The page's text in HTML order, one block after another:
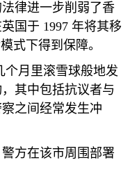
律进一步削弱了香
国于 1997 年将其移
式下得到保障。
个月里滚雪球般地发
其中包括抗议者与
之间经常发生冲
方在该市周围部署